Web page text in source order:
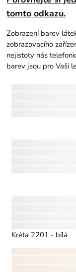
tomto odkazu.
Zobrazení barev
zobrazovacího
nejistoty nás
barev jsou pro Vaši
Kréta 2201 - bílá